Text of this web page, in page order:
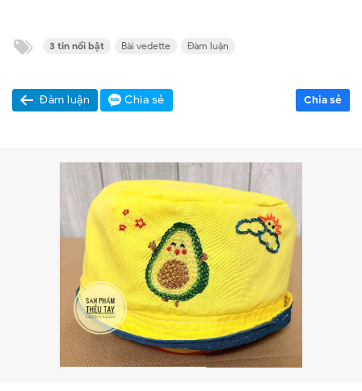
3 tin nổi bật Bài vedette Đàm luận
Đàm luận Chia sẻ Chia sẻ